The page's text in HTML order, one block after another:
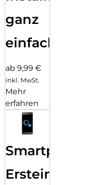
ganz
einfach
ab 9,99 €
inkl. MwSt.
Mehr
erfahren
Smartphone
Ersteinrichtung